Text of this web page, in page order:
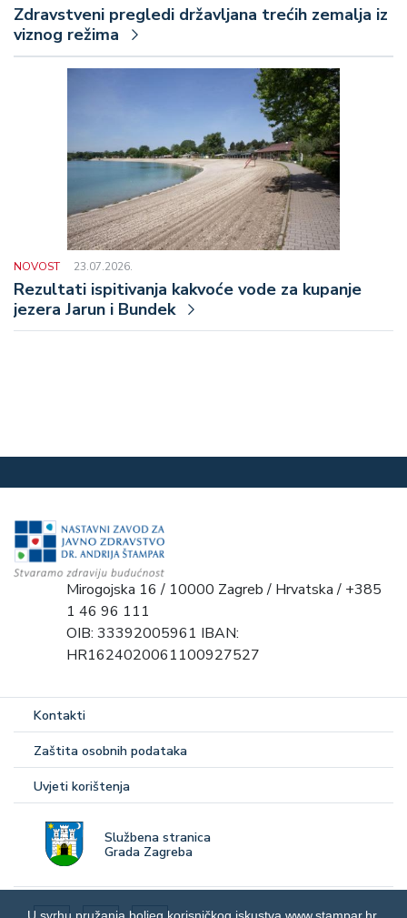
Zdravstveni pregledi državljana trećih zemalja iz
viznog režima
NOVOST 23.07.2026.
Rezultati ispitivanja kakvoće vode za kupanje
jezera Jarun i Bundek
Mirogojska 16 / 10000 Zagreb / Hrvatska / +385
1 46 96 111
OIB: 33392005961 IBAN:
HR1624020061100927527
Kontakti
Zaštita osobnih podataka
Uvjeti korištenja
Službena stranica
Grada Zagreba